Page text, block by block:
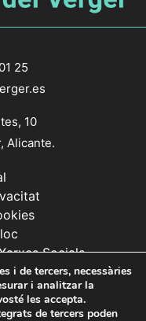
25
10
Alicante.
Socials
i de tercers, necessàries
i analitzar la
les accepta.
de tercers poden